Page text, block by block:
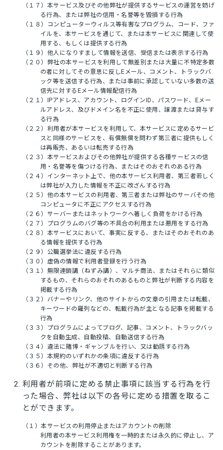
（１７）本サービス及びその他弊社が提供するサービスの運営を妨げ
る行為、または弊社の信用・名誉等を毀損する行為
（１８）コンピューターウィルス等有害なプログラム、コード、ファ
イルを、本サービスを通じて、または本サービスに関連して使
用する、もしくは提供する行為
（１９）他人になりすまして情報を送信、受信または表示する行為
（２０）弊社の本サービスを利用して無差別または大量に不特定多数
の者に対してその意思に反しEメール、コメント、トラックバ
ック等を送信する行為、または事前に承認していない多数の送
信先に対するEメール情報配信行為
（２１）IPアドレス、アカウント、ログインID、パスワード、Eメー
ルアドレス、及びドメイン名を不正に使用、譲渡または貸与す
る行為
（２２）利用者が本サービスを利用して、本サービスに定めるサービ
スと同様のサービスを、有償無償を問わず第三者に提供もしく
は再販売、あるいは転売する行為
（２３）本サービスおよびその他弊社が提供する各種サービスの信
用・名誉等を傷つける行為、またはそのおそれのある行為
（２４）インターネット上で、他の本サービス利用者、第三者若しく
は弊社が入力した情報を不正に改ざんする行為
（２５）他の本サービスの利用者、第三者または弊社のサーバその他
コンピュータに不正にアクセスする行為
（２６）サーバーまたはネットワークへ著しく負荷をかける行為
（２７）プログラムのバグ等の不具合の利用または悪用をする行為
（２８）本サービスにおいて、事実に反する、またはそのおそれのあ
る情報を提供する行為
（２９）公職選挙法に違反する行為
（３０）虚偽の情報で利用者登録を行う行為
（３１）無限連鎖講（ねずみ講）、マルチ商法、またはそれらに類似
するもの、それらのおそれのあるものと弊社が判断する内容を
掲載する行為
（３２）バナーやリンク、他のサイトからの文章の引用または転載、
キーワードの羅列などの、転載行為が主となる記事を掲載する
行為
（３３）プログラムによってブログ、記事、コメント、トラックバッ
クを自動生成、自動投稿、自動送信する行為
（３４）違法に賭博・ギャンブルを行い、又は勧誘する行為
（３５）本規約のいずれかの条項に違反する行為
（３６）その他、弊社が不適切と判断する行為
利用者が前項に定める禁止事項に該当する行為を行
った場合、弊社は以下の各号に定める措置を取るこ
とができます。
（１）本サービスの利用停止またはアカウントの削除
利用者の本サービス利用権を一時的または永久的に停止し、ア
カウントを削除することがあります。